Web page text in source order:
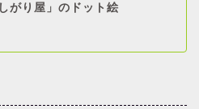
しがり屋」のドット絵